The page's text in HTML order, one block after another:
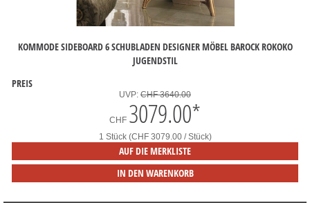
KOMMODE SIDEBOARD 6 SCHUBLADEN DESIGNER MÖBEL BAROCK ROKOKO
JUGENDSTIL
PREIS
UVP: CHF 3640.00
CHF 3079.00*
1 Stück (CHF 3079.00 / Stück)
AUF DIE MERKLISTE
IN DEN WARENKORB